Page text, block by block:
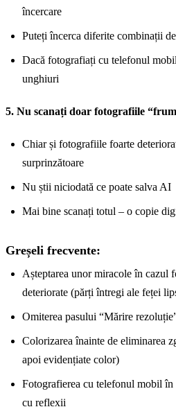
încercare
Puteți încerca diferite combinații
Dacă fotografiați cu telefonul
unghiuri
5. Nu scanați doar fotografiile
Chiar și fotografiile foarte
surprinzătoare
Nu știi niciodată ce poate salva AI
Mai bine scanați totul – o copie
Greșeli frecvente:
Așteptarea unor miracole în cazul
deteriorate (părți întregi ale feței
Omiterea pasului “Mărire
Colorizarea înainte de eliminarea
apoi evidențiate color)
Fotografierea cu telefonul mobil
cu reflexii